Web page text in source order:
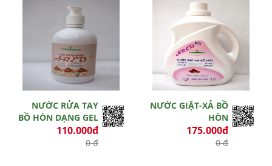
NƯỚC RỬA TAY
BỒ HÒN DẠNG GEL
110.000đ
0 đ
NƯỚC GIẶT-XẢ BỒ
HÒN
175.000đ
0 đ